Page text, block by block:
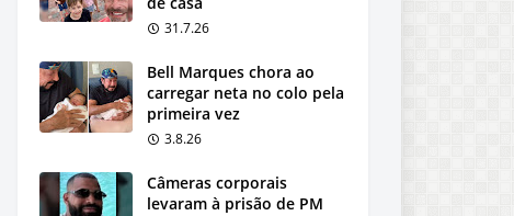
31.7.26
Bell Marques chora ao
carregar neta no colo pela
primeira vez
3.8.26
Câmeras corporais
levaram à prisão de PM